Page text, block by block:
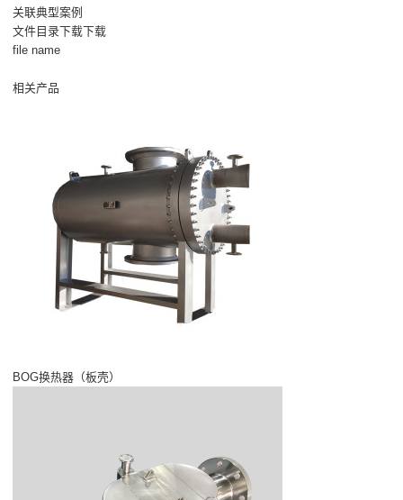
关联典型案例
文件目录下载下载
file name
相关产品
BOG换热器（板壳）